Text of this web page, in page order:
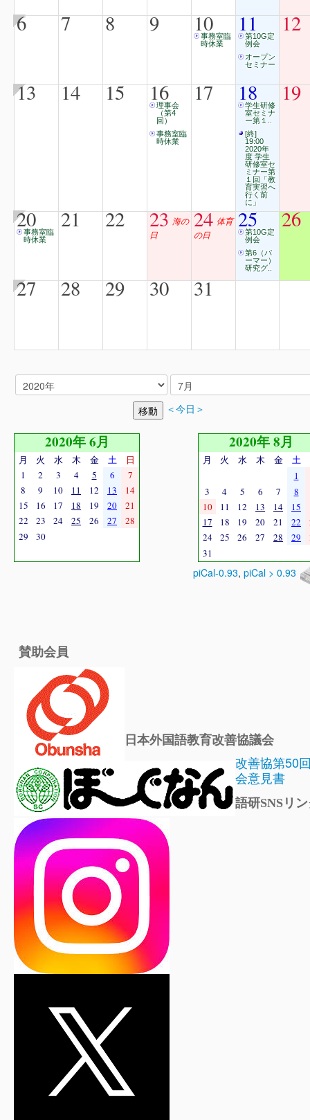
6 7 8 9 10
事務室臨
時休業
11
第10G定
例会
オープン
セミナー
12
13 14 15 16
理事会
（第4
回）
事務室臨
時休業
17 18
学生研修
室セミナ
ー第１..
[終]
19:00
2020年
度 学生
研修室セ
ミナー第
１回「教
育実習へ
行く前
に」
19
20
事務室臨
時休業
21 22 23 海の
日
24 体育
の日
25
第10G定
例会
第6（パ
ーマー）
研究グ..
26
27 28 29 30 31
＜今日＞
2020年 6月
月 火 水 木 金 土
日
1
2 3 4 5 6
7
8
9 10 11 12 13
14
15
16 17 18 19 20
21
22
23 24 25 26 27
28
29
30
2020年 8月
月 火 水 木 金 土
1
3
4 5 6 7
8
10
11 12 13 14 15
17
18 19 20 21 22
24
25 26 27 28 29
31
piCal-0.93, piCal > 0.93
賛助会員
日本外国語教育改善協議会
改善協第50
会意見書
語研SNSリ